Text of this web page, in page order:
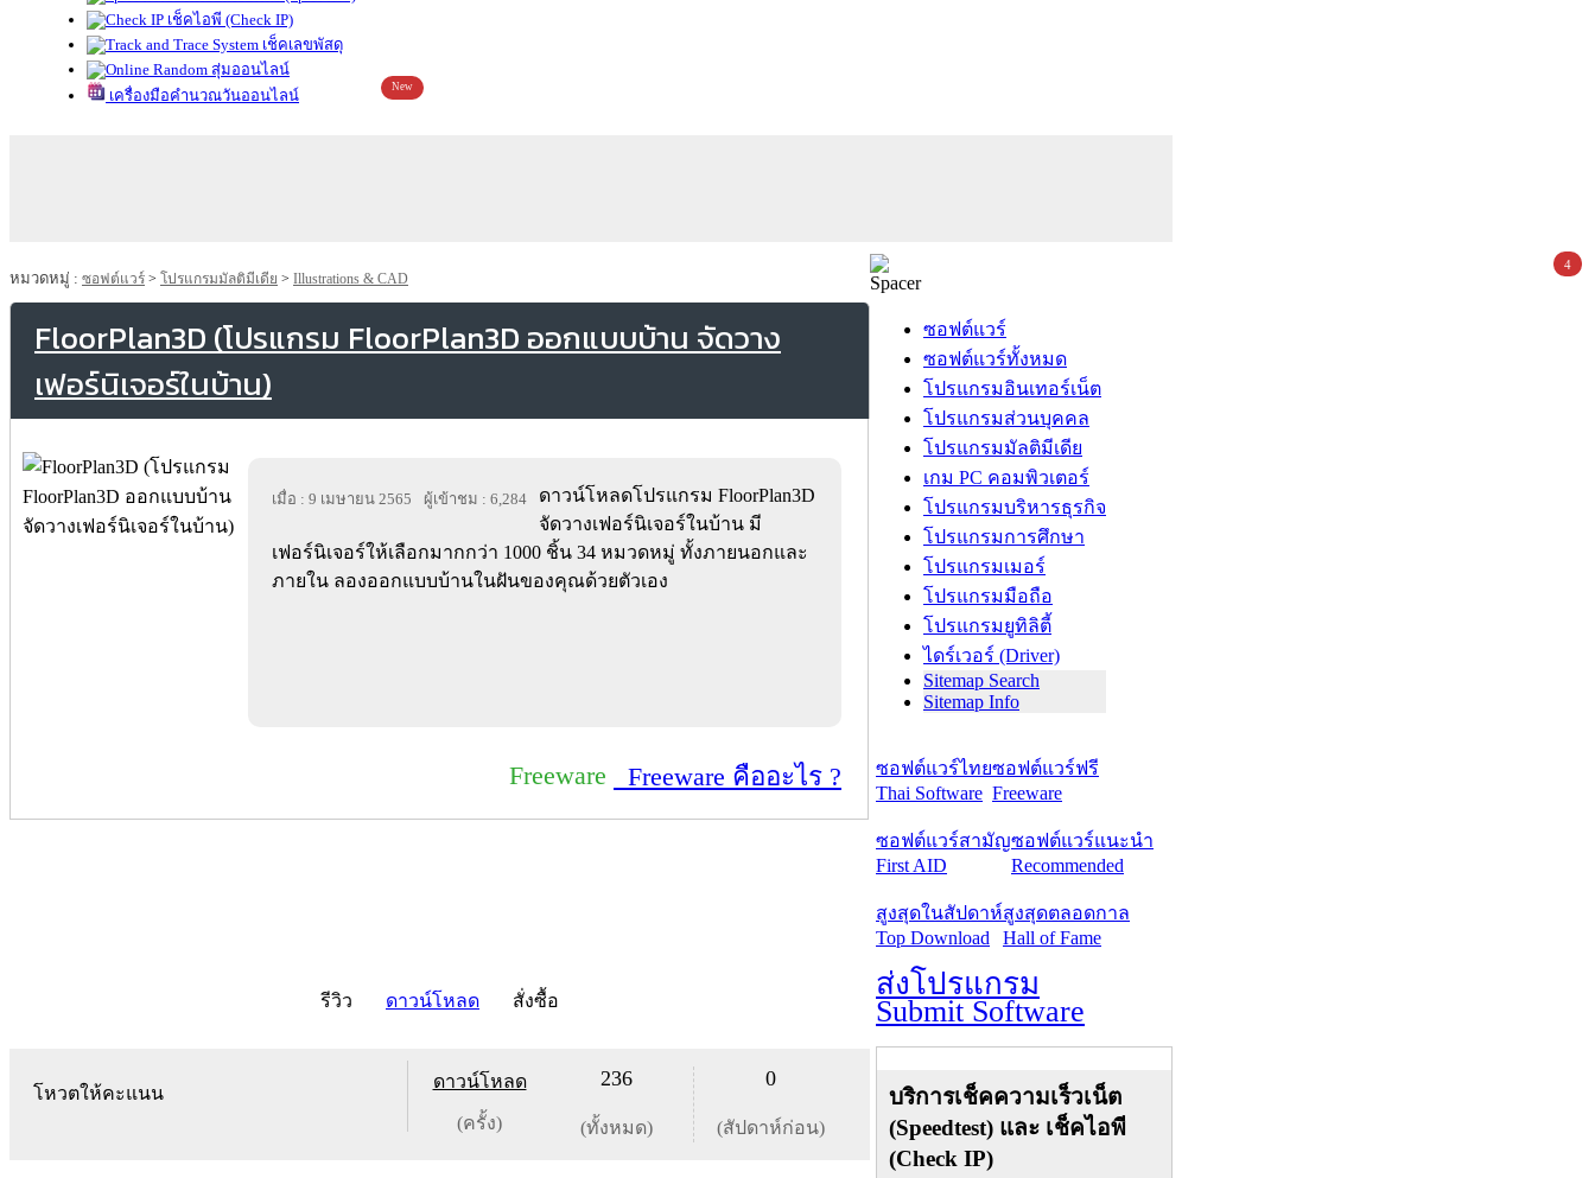
เช็คไอพี (Check IP)
เช็คเลขพัสดุ
สุ่มออนไลน์
เครื่องมือคำนวณวันออนไลน์
New
หมวดหมู่ : ซอฟต์แวร์ > โปรแกรมมัลติมีเดีย > Illustrations & CAD
FloorPlan3D (โปรแกรม FloorPlan3D ออกแบบบ้าน จัดวาง
เฟอร์นิเจอร์ในบ้าน)
เมื่อ : 9 เมษายน 2565 ผู้เข้าชม : 6,284
ดาวน์โหลดโปรแกรม FloorPlan3D
จัดวางเฟอร์นิเจอร์ในบ้าน มี
เฟอร์นิเจอร์ให้เลือกมากกว่า 1000 ชิ้น 34 หมวดหมู่ ทั้งภายนอกและ
ภายใน ลองออกแบบบ้านในฝันของคุณด้วยตัวเอง
Freeware Freeware คืออะไร ?
รีวิว ดาวน์โหลด สั่งซื้อ
โหวตให้คะแนน
ดาวน์โหลด
(ครั้ง)
236
(ทั้งหมด)
0
(สัปดาห์ก่อน)
ซอฟต์แวร์
ซอฟต์แวร์ทั้งหมด
โปรแกรมอินเทอร์เน็ต
โปรแกรมส่วนบุคคล
โปรแกรมมัลติมีเดีย
เกม PC คอมพิวเตอร์
โปรแกรมบริหารธุรกิจ
โปรแกรมการศึกษา
โปรแกรมเมอร์
โปรแกรมมือถือ
โปรแกรมยูทิลิตี้
ไดร์เวอร์ (Driver)
Sitemap Search
Sitemap Info
ซอฟต์แวร์ไทย
Thai Software
ซอฟต์แวร์ฟรี
Freeware
ซอฟต์แวร์สามัญ
First AID
ซอฟต์แวร์แนะนำ
Recommended
สูงสุดในสัปดาห์
Top Download
สูงสุดตลอดกาล
Hall of Fame
ส่งโปรแกรม
Submit Software
บริการเช็คความเร็วเน็ต
(Speedtest) และ เช็คไอพี
(Check IP)
4